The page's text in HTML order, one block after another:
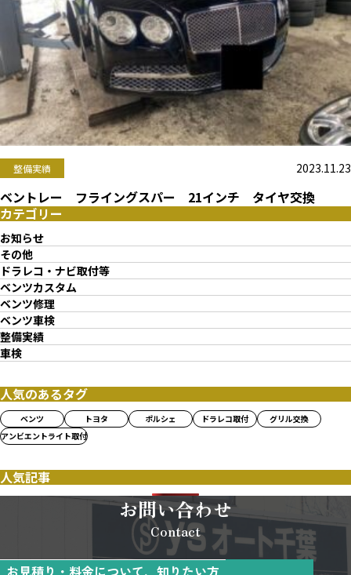
整備実績 2023.11.23
ベントレー フライングスパー 21インチ タイヤ交換
カテゴリー
お知らせ
その他
ドラレコ・ナビ取付等
ベンツカスタム
ベンツ修理
ベンツ車検
整備実績
車検
人気のあるタグ
ベンツ トヨタ ポルシェ ドラレコ取付
グリル交換
アンビエントライト取付
人気記事
お問い合わせ
Contact